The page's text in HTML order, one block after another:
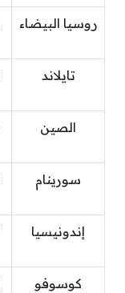
روسيا البيضاء
تايلاند
الصين
سورينام
إندونيسيا
كوسوفو